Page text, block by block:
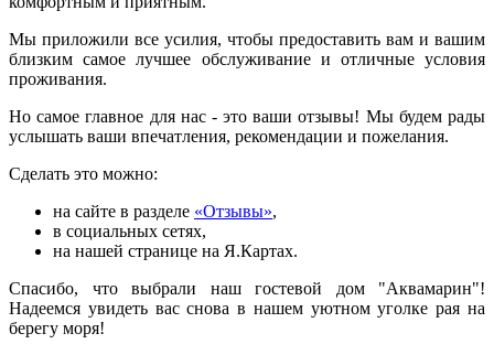
Мы приложили все усилия, чтобы предоставить вам и вашим
близким самое лучшее обслуживание и отличные условия
проживания.
Но самое главное для нас - это ваши отзывы! Мы будем рады
услышать ваши впечатления, рекомендации и пожелания.
Сделать это можно:
на сайте в разделе «Отзывы»,
в социальных сетях,
на нашей странице на Я.Картах.
Спасибо, что выбрали наш гостевой дом "Аквамарин"!
Надеемся увидеть вас снова в нашем уютном уголке рая на
берегу моря!